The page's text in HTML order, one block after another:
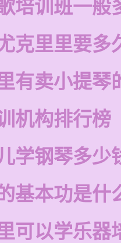
培训班一般
克里里要多
有卖小提琴
机构排行榜
学钢琴多少
基本功是什
可以学乐器